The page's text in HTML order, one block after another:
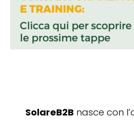
SolareB2B nasce con